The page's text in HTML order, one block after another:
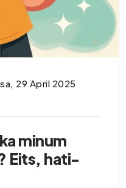
29 April 2025
minum
Eits, hati-